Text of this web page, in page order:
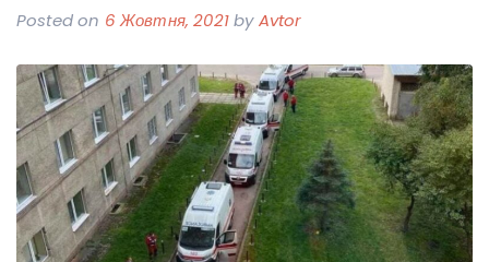
Posted on 6 Жовтня, 2021byAvtor